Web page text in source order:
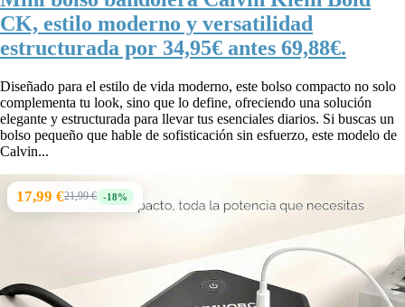
CK, estilo moderno y versatilidad
estructurada por 34,95€ antes 69,88€.
Diseñado para el estilo de vida moderno, este bolso compacto no solo
complementa tu look, sino que lo define, ofreciendo una solución
elegante y estructurada para llevar tus esenciales diarios. Si buscas un
bolso pequeño que hable de sofisticación sin esfuerzo, este modelo de
Calvin...
17,99 €21,99 € -18%